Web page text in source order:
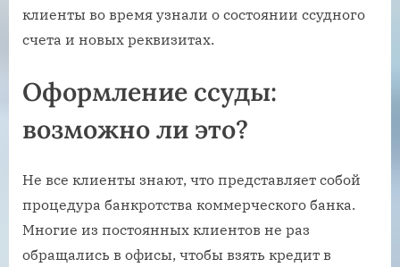
клиенты во время узнали о состоянии ссудного
счета и новых реквизитах.
Оформление ссуды:
возможно ли это?
Не все клиенты знают, что представляет собой
процедура банкротства коммерческого банка.
Многие из постоянных клиентов не раз
обращались в офисы, чтобы взять кредит в